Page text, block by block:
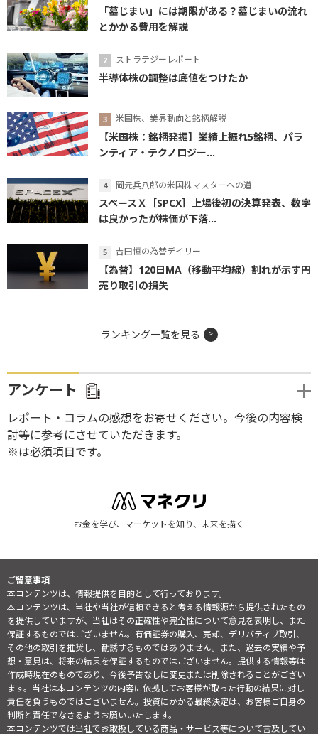
「墓じまい」には期限がある？墓じまいの流れ
とかかる費用を解説
ストラテジーレポート
半導体株の調整は底値をつけたか
米国株、業界動向と銘柄解説
【米国株：銘柄発掘】業績上振れ5銘柄、パラ
ンティア・テクノロジー...
岡元兵八郎の米国株マスターへの道
スペースＸ［SPCX］上場後初の決算発表、数字
は良かったが株価が下落...
吉田恒の為替デイリー
【為替】120日MA（移動平均線）割れが示す円
売り取引の損失
ランキング一覧を見る
アンケート
レポート・コラムの感想をお寄せください。今後の内容検
討等に参考にさせていただきます。
※は必須項目です。
お金を学び、マーケットを知り、未来を描く
ご留意事項
本コンテンツは、情報提供を目的として行っております。
本コンテンツは、当社や当社が信頼できると考える情報源から提供されたもの
を提供していますが、当社はその正確性や完全性について意見を表明し、また
保証するものではございません。有価証券の購入、売却、デリバティブ取引、
その他の取引を推奨し、勧誘するものではありません。また、過去の実績や予
想・意見は、将来の結果を保証するものではございません。提供する情報等は
作成時現在のものであり、今後予告なしに変更または削除されることがござい
ます。当社は本コンテンツの内容に依拠してお客様が取った行動の結果に対し
責任を負うものではございません。投資にかかる最終決定は、お客様ご自身の
判断と責任でなさるようお願いいたします。
本コンテンツでは当社でお取扱している商品・サービス等について言及してい